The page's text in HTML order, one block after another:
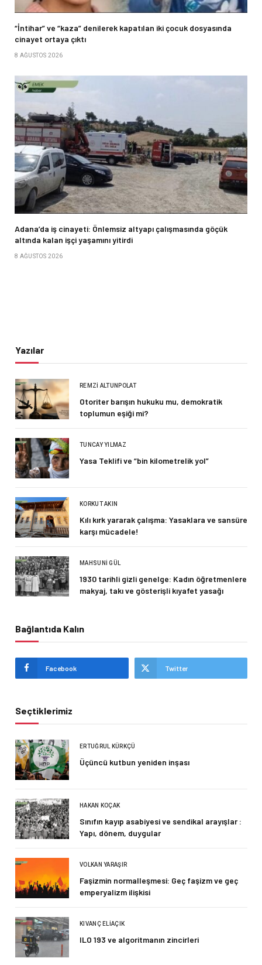
“İntihar” ve “kaza” denilerek kapatılan iki çocuk dosyasında
cinayet ortaya çıktı
8 AĞUSTOS 2026
Adana’da iş cinayeti: Önlemsiz altyapı çalışmasında göçük
altında kalan işçi yaşamını yitirdi
8 AĞUSTOS 2026
Yazılar
REMZI ALTUNPOLAT
Otoriter barışın hukuku mu, demokratik
toplumun eşiği mi?
TUNCAY YILMAZ
Yasa Teklifi ve “bin kilometrelik yol”
KORKUT AKIN
Kılı kırk yararak çalışma: Yasaklara ve sansüre
karşı mücadele!
MAHSUNI GÜL
1930 tarihli gizli genelge: Kadın öğretmenlere
makyaj, takı ve gösterişli kıyafet yasağı
Bağlantıda Kalın
Facebook Twitter
Seçtiklerimiz
ERTUĞRUL KÜRKÇÜ
Üçüncü kutbun yeniden inşası
HAKAN KOÇAK
Sınıfın kayıp asabiyesi ve sendikal arayışlar :
Yapı, dönem, duygular
VOLKAN YARAŞIR
Faşizmin normalleşmesi: Geç faşizm ve geç
emperyalizm ilişkisi
KIVANÇ ELIAÇIK
ILO 193 ve algoritmanın zincirleri